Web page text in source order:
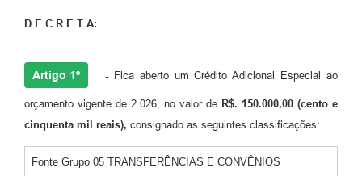
D E C R E T A:
Artigo 1º - Fica aberto um Crédito Adicional Especial ao
orçamento vigente de 2.026, no valor de R$. 150.000,00 (cento e
cinquenta mil reais), consignado as seguintes classificações:
Fonte Grupo 05 TRANSFERÊNCIAS E CONVÊNIOS